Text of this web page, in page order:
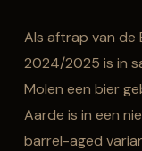
Als aftrap van de
2024/2025 is in
Molen een bier
Aarde is in een
barrel-aged